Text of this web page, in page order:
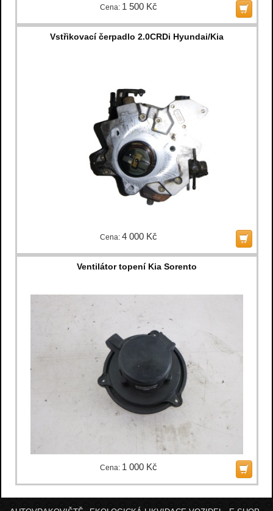
Cena: 1 500 Kč
Vstřikovací čerpadlo 2.0CRDi Hyundai/Kia
Cena: 4 000 Kč
Ventilátor topení Kia Sorento
Cena: 1 000 Kč